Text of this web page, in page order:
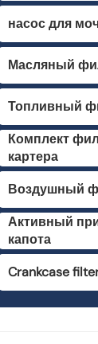
насос для
Масляный
Топливный
Комплект
картера
Воздушный
Активный
капота
Crankcase